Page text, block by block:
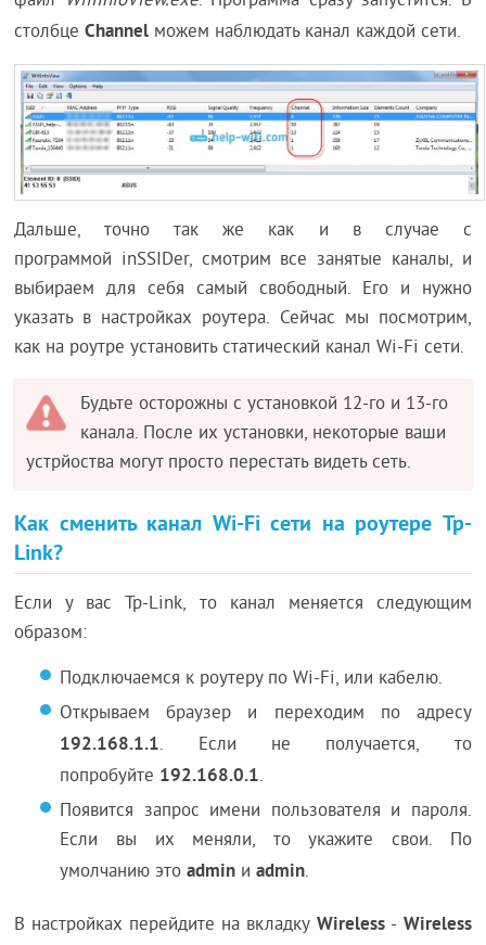
столбцеChannel можем наблюдать канал каждой сети.
Дальше, точно так же как и в случае с
программой inSSIDer, смотрим все занятые каналы, и
выбираем для себя самый свободный. Его и нужно
указать в настройках роутера. Сейчас мы посмотрим,
как на роутре установить статический канал Wi-Fi сети.
Будьте осторожны с установкой 12-го и 13-го
канала. После их установки, некоторые ваши
устрйоства могут просто перестать видеть сеть.
Как сменить канал Wi-Fi сети на роутере Tp-
Link?
Если у вас Tp-Link, то канал меняется следующим
образом:
Подключаемся к роутеру по Wi-Fi, или кабелю.
Открываем браузер и переходим по адресу
192.168.1.1. Если не получается, то
попробуйте 192.168.0.1.
Появится запрос имени пользователя и пароля.
Если вы их меняли, то укажите свои. По
умолчанию этоadmin иadmin.
В настройках перейдите на вкладку Wireless- Wireless